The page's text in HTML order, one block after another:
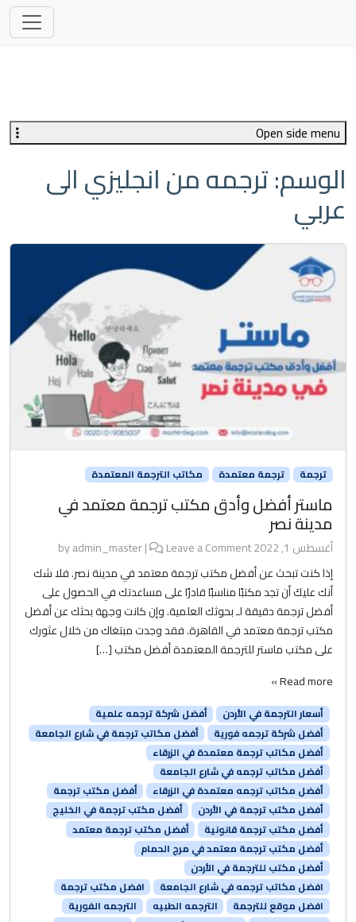
الوسم:ترجمه من انجليزي الى
عربي
ترجمة ترجمة معتمدة مكاتب الترجمة المعتمدة
ماستر أفضل وأدق مكتب ترجمة معتمد في
مدينة نصر
أغسطس 1, 2022 admin_master|
Leave a Comment
إذا كنت تبحث عن أفضل مكتب ترجمة معتمد في مدينة نصر. فلا شك
أنك عليكَ أن تجد مكتبًا مناسبًا قادرًا على مساعدتك في الحصول على
أفضل ترجمة دقيقة لـ بحوثك العلمية. وإن كانت وجهة بحثك عن أفضل
مكتب ترجمة معتمد في القاهرة. فقد وجدت مبتغاك من خلال عثورك
على مكتب ماستر للترجمة المعتمدة أفضل مكتب […]
Read more »
أسعار الترجمة في الأردن
أفضل شركة ترجمه علمية
أفضل شركة ترجمه فورية
أفضل مكاتب ترجمة في شارع الجامعة
أفضل مكاتب ترجمة معتمدة في الزرقاء
أفضل مكاتب ترجمه في شارع الجامعة
أفضل مكاتب ترجمه معتمدة في الزرقاء
أفضل مكتب ترجمة
أفضل مكتب ترجمة في الأردن
أفضل مكتب ترجمة في الخليج
أفضل مكتب ترجمة قانونية
أفضل مكتب ترجمة معتمد
أفضل مكتب ترجمة معتمد في مرج الحمام
أفضل مكتب للترجمة في الأردن
افضل مكاتب ترجمه في شارع الجامعة
افضل مكتب ترجمة
افضل موقع للترجمة
الترجمه الطبيه
الترجمه الفورية
Open side menu